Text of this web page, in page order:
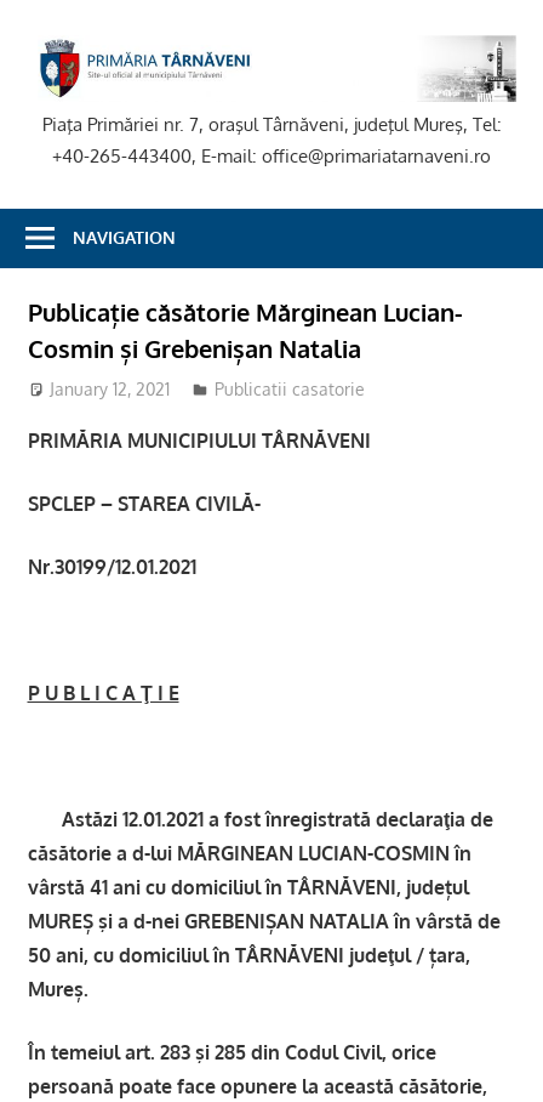
content
Piaţa Primăriei nr. 7, oraşul Târnăveni, judeţul Mureş, Tel:
+40-265-443400, E-mail: office@primariatarnaveni.ro
NAVIGATION
Publicație căsătorie Mărginean Lucian-
Cosmin și Grebenișan Natalia
January 12, 2021 stciv
Publicatii casatorie
PRIMĂRIA MUNICIPIULUI TÂRNĂVENI
SPCLEP – STAREA CIVILĂ-
Nr.30199/12.01.2021
P U B L I C A Ţ I E
Astăzi 12.01.2021 a fost înregistrată declaraţia de
căsătorie a d-lui MĂRGINEAN LUCIAN-COSMIN în
vârstă 41 ani cu domiciliul în TÂRNĂVENI, județul
MUREȘ şi a d-nei GREBENIȘAN NATALIA în vârstă de
50 ani, cu domiciliul în TÂRNĂVENI judeţul / țara,
Mureș.
În temeiul art. 283 şi 285 din Codul Civil, orice
persoană poate face opunere la această căsătorie,